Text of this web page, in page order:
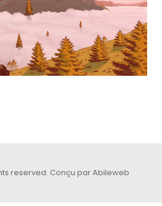
reserved. Conçu par Abileweb